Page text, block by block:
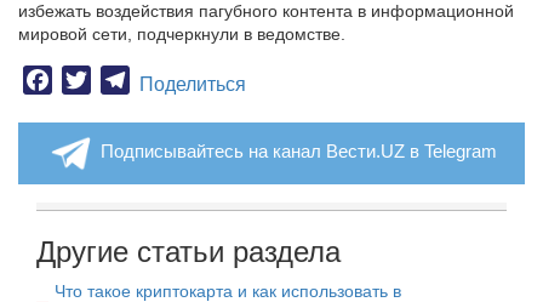
избежать воздействия пагубного контента в информационной
мировой сети, подчеркнули в ведомстве.
Facebook
TwitterTelegram
Поделиться
Подписывайтесь на канал Вести.UZ в Telegram
Другие статьи раздела
Что такое криптокарта и как использовать в